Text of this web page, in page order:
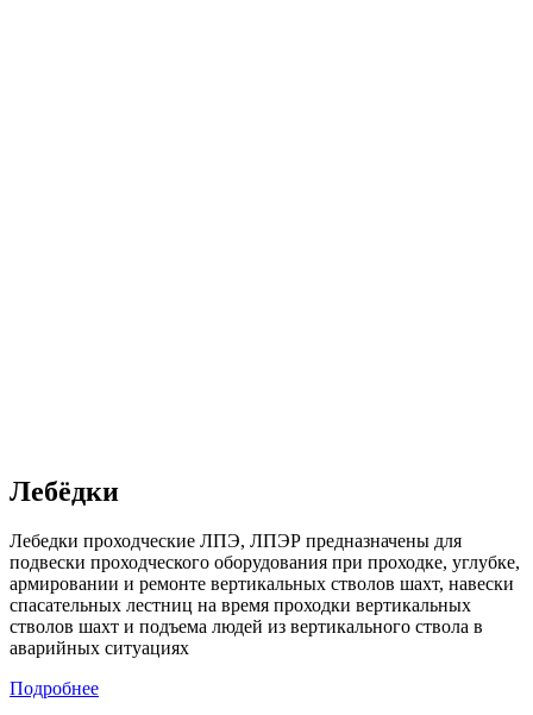
Лебёдки
Лебедки проходческие ЛПЭ, ЛПЭР предназначены для
подвески проходческого оборудования при проходке, углубке,
армировании и ремонте вертикальных стволов шахт, навески
спасательных лестниц на время проходки вертикальных
стволов шахт и подъема людей из вертикального ствола в
аварийных ситуациях
Подробнее